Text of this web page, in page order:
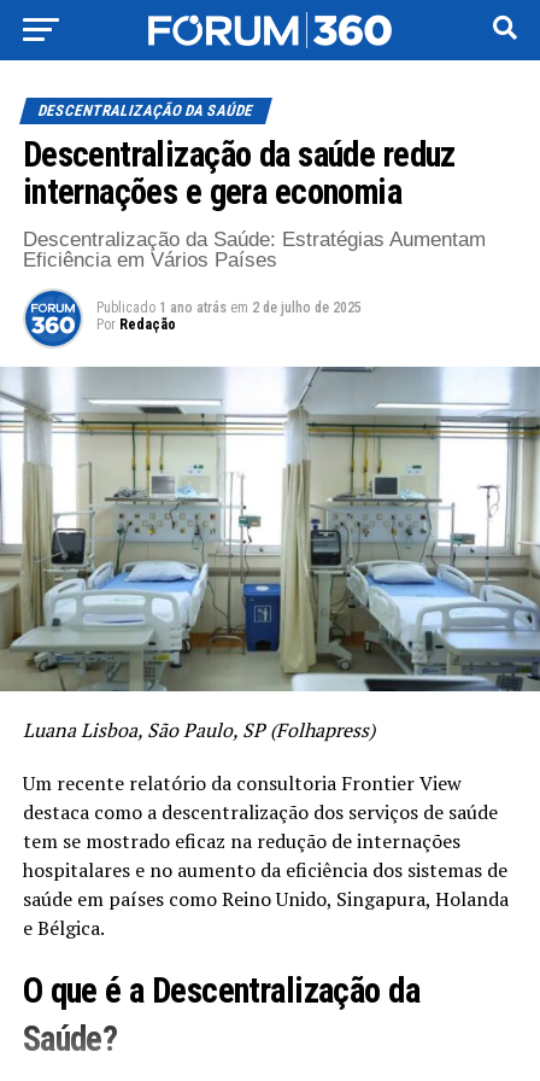
DESCENTRALIZAÇÃO DA SAÚDE
Descentralização da saúde reduz
internações e gera economia
Descentralização da Saúde: Estratégias Aumentam
Eficiência em Vários Países
Publicado 1 ano atrás em 2 de julho de 2025
Por Redação
Luana Lisboa, São Paulo, SP (Folhapress)
Um recente relatório da consultoria Frontier View
destaca como a descentralização dos serviços de saúde
tem se mostrado eficaz na redução de internações
hospitalares e no aumento da eficiência dos sistemas de
saúde em países como Reino Unido, Singapura, Holanda
e Bélgica.
O que é a Descentralização da
Saúde?